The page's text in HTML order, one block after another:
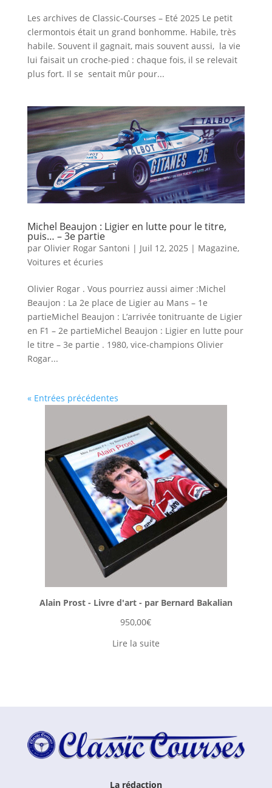
Les archives de Classic-Courses – Eté 2025 Le petit
clermontois était un grand bonhomme. Habile, très
habile. Souvent il gagnait, mais souvent aussi, la vie
lui faisait un croche-pied : chaque fois, il se relevait
plus fort. Il se sentait mûr pour...
Michel Beaujon : Ligier en lutte pour le titre,
puis… – 3e partie
par Olivier Rogar Santoni | Juil 12, 2025 | Magazine,
Voitures et écuries
Olivier Rogar . Vous pourriez aussi aimer :Michel
Beaujon : La 2e place de Ligier au Mans – 1e
partieMichel Beaujon : L’arrivée tonitruante de Ligier
en F1 – 2e partieMichel Beaujon : Ligier en lutte pour
le titre – 3e partie . 1980, vice-champions Olivier
Rogar...
« Entrées précédentes
Alain Prost - Livre d'art - par Bernard Bakalian
950,00€
Lire la suite
La rédaction